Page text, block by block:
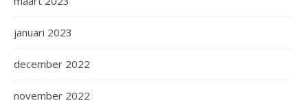
januari 2023
december 2022
november 2022